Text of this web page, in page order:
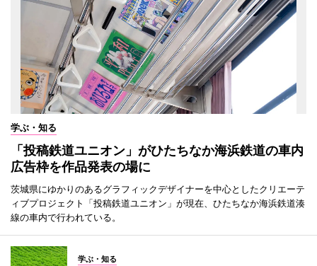
学ぶ・知る
「投稿鉄道ユニオン」がひたちなか海浜鉄道の車内
広告枠を作品発表の場に
茨城県にゆかりのあるグラフィックデザイナーを中心としたクリエーテ
ィブプロジェクト「投稿鉄道ユニオン」が現在、ひたちなか海浜鉄道湊
線の車内で行われている。
学ぶ・知る